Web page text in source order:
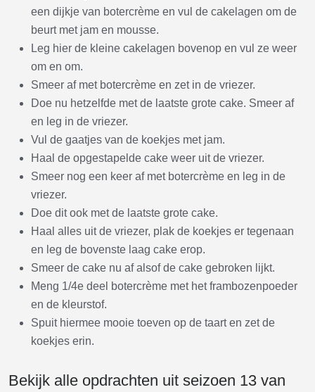
een dijkje van botercrème en vul de cakelagen om de
beurt met jam en mousse.
Leg hier de kleine cakelagen bovenop en vul ze weer
om en om.
Smeer af met botercrème en zet in de vriezer.
Doe nu hetzelfde met de laatste grote cake. Smeer af
en leg in de vriezer.
Vul de gaatjes van de koekjes met jam.
Haal de opgestapelde cake weer uit de vriezer.
Smeer nog een keer af met botercrème en leg in de
vriezer.
Doe dit ook met de laatste grote cake.
Haal alles uit de vriezer, plak de koekjes er tegenaan
en leg de bovenste laag cake erop.
Smeer de cake nu af alsof de cake gebroken lijkt.
Meng 1/4e deel botercrème met het frambozenpoeder
en de kleurstof.
Spuit hiermee mooie toeven op de taart en zet de
koekjes erin.
Bekijk alle opdrachten uit seizoen 13 van